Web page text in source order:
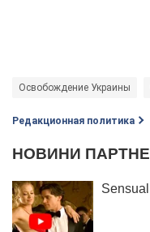
Освобождение Украины
Редакционная политика